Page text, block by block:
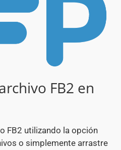
FB2 en
FB2 utilizando la opción
o simplemente arrastre